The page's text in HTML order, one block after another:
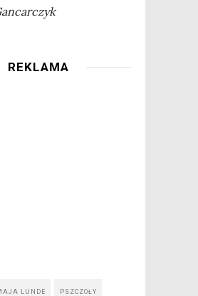
REKLAMA
LUNDE PSZCZOŁY